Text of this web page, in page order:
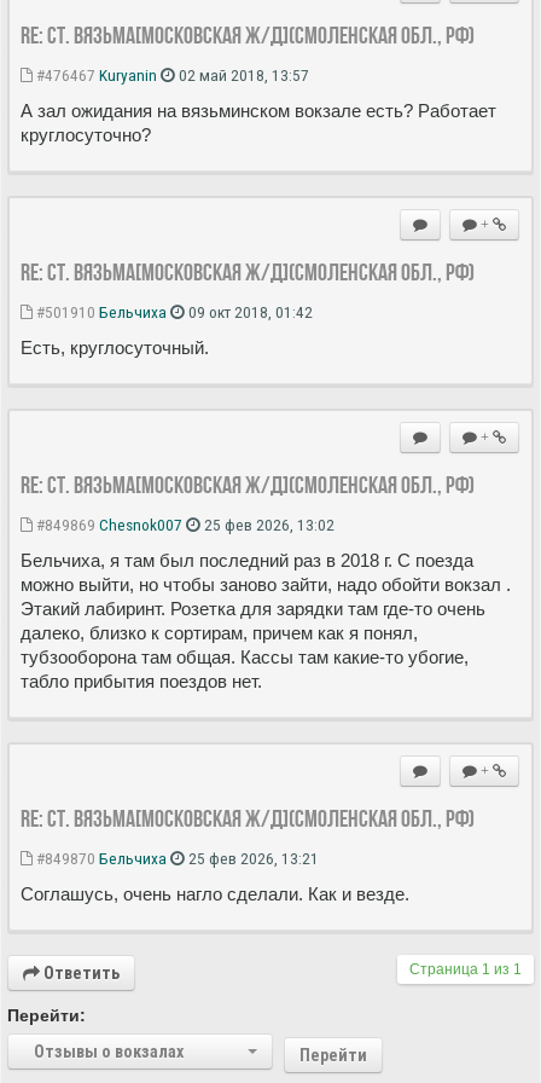
Re: Ст. Вязьма[Московская ж/д](Смоленская обл., РФ)
#476467 Kuryanin 02 май 2018, 13:57
А зал ожидания на вязьминском вокзале есть? Работает
круглосуточно?
+
Re: Ст. Вязьма[Московская ж/д](Смоленская обл., РФ)
#501910 Бельчиха 09 окт 2018, 01:42
Есть, круглосуточный.
+
Re: Ст. Вязьма[Московская ж/д](Смоленская обл., РФ)
#849869 Chesnok007 25 фев 2026, 13:02
Бельчиха, я там был последний раз в 2018 г. С поезда
можно выйти, но чтобы заново зайти, надо обойти вокзал .
Этакий лабиринт. Розетка для зарядки там где-то очень
далеко, близко к сортирам, причем как я понял,
тубзооборона там общая. Кассы там какие-то убогие,
табло прибытия поездов нет.
+
Re: Ст. Вязьма[Московская ж/д](Смоленская обл., РФ)
#849870 Бельчиха 25 фев 2026, 13:21
Соглашусь, очень нагло сделали. Как и везде.
Ответить Страница 1 из 1
Перейти:
Отзывы о вокзалах
Перейти